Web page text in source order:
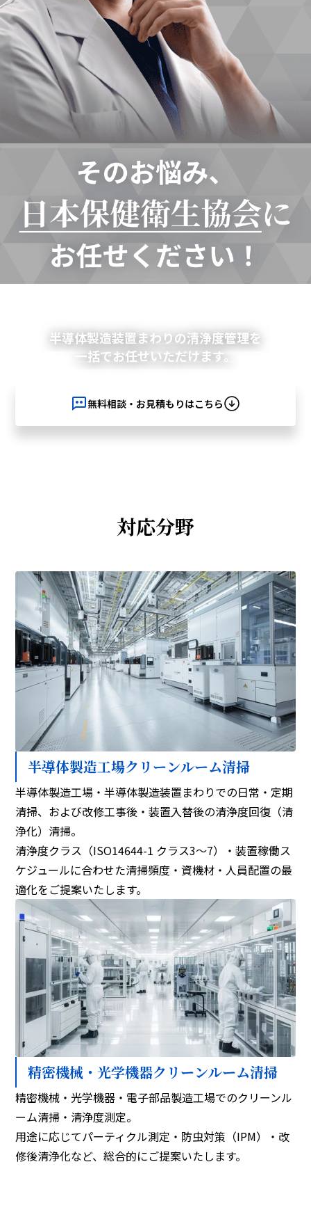
半導体製造装置まわりの清浄度管理を
一括でお任せいただけます。
無料相談・お見積もりはこちら
対応分野
半導体製造工場クリーンルーム清掃
半導体製造工場・半導体製造装置まわりでの日常・定期
清掃、および改修工事後・装置入替後の清浄度回復（清
浄化）清掃。
清浄度クラス（ISO14644-1 クラス3〜7）・装置稼働ス
ケジュールに合わせた清掃頻度・資機材・人員配置の最
適化をご提案いたします。
精密機械・光学機器クリーンルーム清掃
精密機械・光学機器・電子部品製造工場でのクリーンル
ーム清掃・清浄度測定。
用途に応じてパーティクル測定・防虫対策（IPM）・改
修後清浄化など、総合的にご提案いたします。